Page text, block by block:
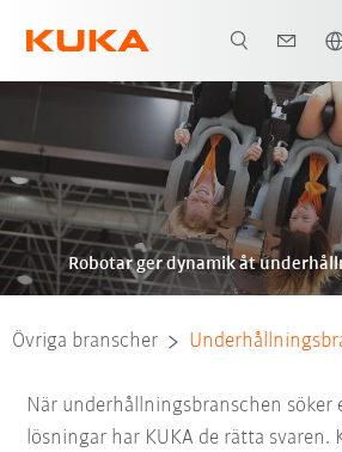
Robotar ger dynamik åt
Övriga branscher
När underhållningsbranschen söker
lösningar har KUKA de rätta svaren.